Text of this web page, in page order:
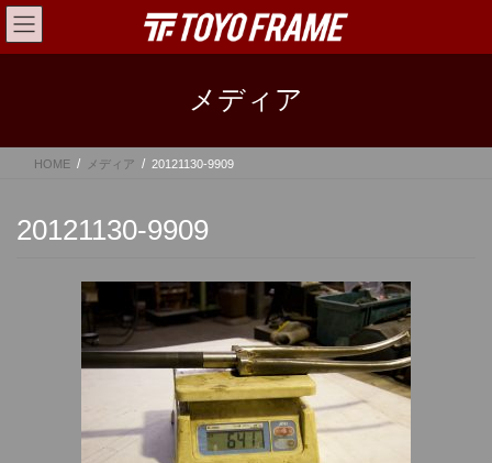
コ
ン
テ
ス
ナ
ビ
ゲ
ン
メディア
HOME メディア 20121130-9909
20121130-9909